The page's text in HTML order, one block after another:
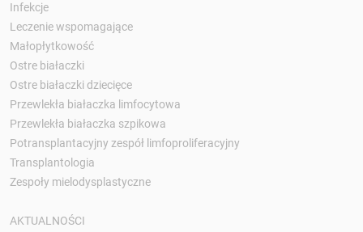
Infekcje
Leczenie wspomagające
Małopłytkowość
Ostre białaczki
Ostre białaczki dziecięce
Przewlekła białaczka limfocytowa
Przewlekła białaczka szpikowa
Potransplantacyjny zespół limfoproliferacyjny
Transplantologia
Zespoły mielodysplastyczne
AKTUALNOŚCI